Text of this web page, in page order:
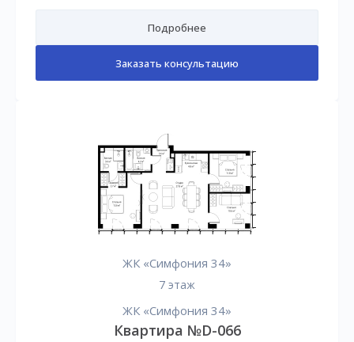
Подробнее
Заказать консультацию
ЖК «Симфония 34»
7 этаж
ЖК «Симфония 34»
Квартира №D-066